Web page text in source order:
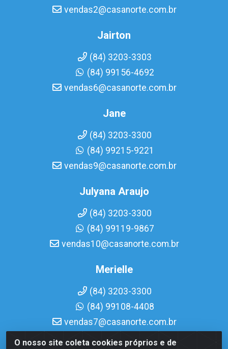
O nosso site coleta cookies próprios e de
vendas2@casanorte.com.br
Jairton
(84) 3203-3303
(84) 99156-4692
vendas6@casanorte.com.br
Jane
(84) 3203-3300
(84) 99215-9221
vendas9@casanorte.com.br
Julyana Araujo
(84) 3203-3300
(84) 99119-9867
vendas10@casanorte.com.br
Merielle
(84) 3203-3300
(84) 99108-4408
vendas7@casanorte.com.br